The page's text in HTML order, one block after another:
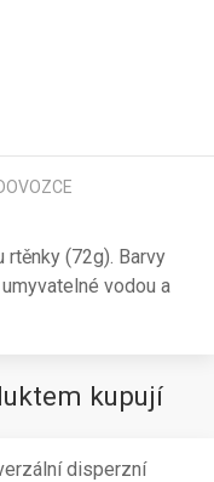
rtěnky (72g). Barvy
vodou a
kupují
disperzní